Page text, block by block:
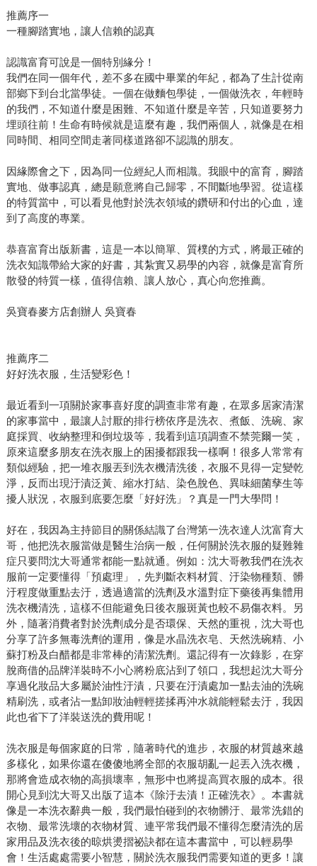
推薦序一
一種腳踏實地，讓人信賴的認真
認識富育可說是一個特別緣分！
我們在同一個年代，差不多在國中畢業的年紀，都為了生計從南
部鄉下到台北當學徒。一個在做麵包學徒，一個做洗衣，年輕時
的我們，不知道什麼是困難、不知道什麼是辛苦，只知道要努力
埋頭往前！生命有時候就是這麼有趣，我們兩個人，就像是在相
同時間、相同空間走著同樣道路卻不認識的朋友。
因緣際會之下，因為同一位經紀人而相識。我眼中的富育，腳踏
實地、做事認真，總是願意將自己歸零，不間斷地學習。從這樣
的特質當中，可以看見他對於洗衣領域的鑽研和付出的心血，達
到了高度的專業。
恭喜富育出版新書，這是一本以簡單、質樸的方式，將最正確的
洗衣知識帶給大家的好書，其紮實又易學的內容，就像是富育所
散發的特質一樣，值得信賴、讓人放心，真心向您推薦。
吳寶春麥方店創辦人 吳寶春
推薦序二
好好洗衣服，生活變彩色！
最近看到一項關於家事喜好度的調查非常有趣，在眾多居家清潔
的家事當中，最讓人討厭的排行榜依序是洗衣、煮飯、洗碗、家
庭採買、收納整理和倒垃圾等，我看到這項調查不禁莞爾一笑，
原來這麼多朋友在洗衣服上的困擾都跟我一樣啊！很多人常常有
類似經驗，把一堆衣服丟到洗衣機清洗後，衣服不見得一定變乾
淨，反而出現汙漬泛黃、縮水打結、染色脫色、異味細菌孳生等
擾人狀況，衣服到底要怎麼「好好洗」？真是一門大學問！
好在，我因為主持節目的關係結識了台灣第一洗衣達人沈富育大
哥，他把洗衣服當做是醫生治病一般，任何關於洗衣服的疑難雜
症只要問沈大哥通常都能一點就通。例如：沈大哥教我們在洗衣
服前一定要懂得「預處理」，先判斷衣料材質、汙染物種類、髒
汙程度做重點去汙，透過適當的洗劑及水溫對症下藥後再集體用
洗衣機清洗，這樣不但能避免日後衣服斑黃也較不易傷衣料。另
外，隨著消費者對於洗劑成分是否環保、天然的重視，沈大哥也
分享了許多無毒洗劑的運用，像是水晶洗衣皂、天然洗碗精、小
蘇打粉及白醋都是非常棒的清潔洗劑。還記得有一次錄影，在穿
脫商借的品牌洋裝時不小心將粉底沾到了領口，我想起沈大哥分
享過化妝品大多屬於油性汙漬，只要在汙漬處加一點去油的洗碗
精刷洗，或者沾一點卸妝油輕輕搓揉再沖水就能輕鬆去汙，我因
此也省下了洋裝送洗的費用呢！
洗衣服是每個家庭的日常，隨著時代的進步，衣服的材質越來越
多樣化，如果你還在傻傻地將全部的衣服胡亂一起丟入洗衣機，
那將會造成衣物的高損壞率，無形中也將提高買衣服的成本。很
開心見到沈大哥又出版了這本《除汙去漬！正確洗衣》。本書就
像是一本洗衣辭典一般，我們最怕碰到的衣物髒汙、最常洗錯的
衣物、最常洗壞的衣物材質、連平常我們最不懂得怎麼清洗的居
家用品及洗衣後的晾烘燙摺祕訣都在這本書當中，可以輕易學
會！生活處處需要小智慧，關於洗衣服我們需要知道的更多！讓